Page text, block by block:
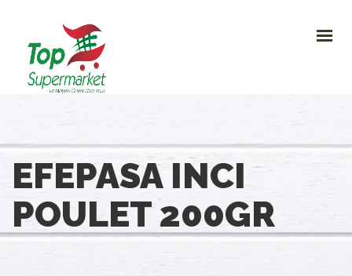
CONTACTEZ-NOUS
Avenue Clemenceau 120, 1070 Bruxelles
+32 (0)2.611 42 91
EFEPASA INCI
POULET 200GR